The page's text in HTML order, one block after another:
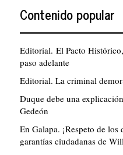
Contenido popular
Editorial. El Pacto
paso adelante
Editorial. La criminal
Duque debe una
Gedeón
En Galapa. ¡Respeto de
garantías ciudadanas de